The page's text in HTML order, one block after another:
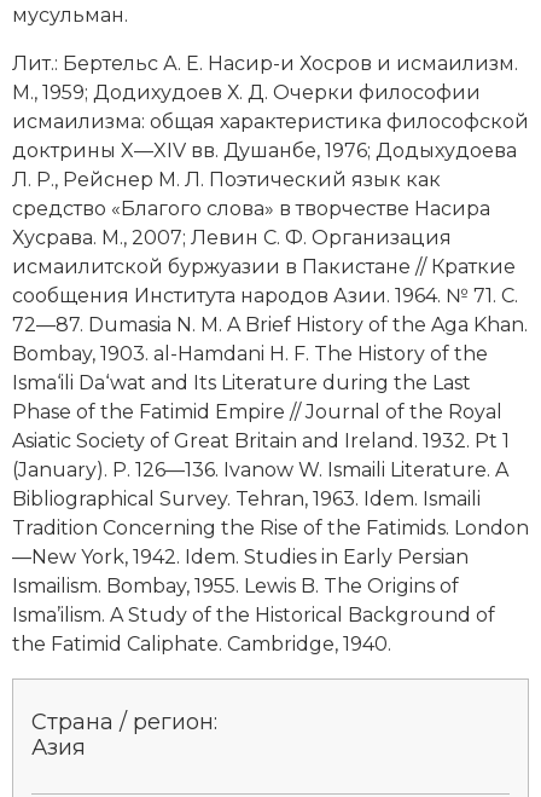
мусульман.
Лит.: Бертельс А. Е. Насир-и Хосров и исмаилизм.
М., 1959; Додихудоев Х. Д. Очерки философии
исмаилизма: общая характеристика философской
доктрины X—XIV вв. Душанбе, 1976; Додыхудоева
Л. Р., Рейснер М. Л. Поэтический язык как
средство «Благого слова» в творчестве Насира
Хусрава. М., 2007; Левин С. Ф. Организация
исмаилитской буржуазии в Пакистане // Краткие
сообщения Института народов Азии. 1964. № 71. С.
72—87. Dumasia N. M. A Brief History of the Aga Khan.
Bombay, 1903. al-Hamdani H. F. The History of the
Isma‘ili Da‘wat and Its Literature during the Last
Phase of the Fatimid Empire // Journal of the Royal
Asiatic Society of Great Britain and Ireland. 1932. Pt 1
(January). P. 126—136. Ivanow W. Ismaili Literature. A
Bibliographical Survey. Tehran, 1963. Idem. Ismaili
Tradition Concerning the Rise of the Fatimids. London
—New York, 1942. Idem. Studies in Early Persian
Ismailism. Bombay, 1955. Lewis B. The Origins of
Isma’ilism. A Study of the Historical Background of
the Fatimid Caliphate. Cambridge, 1940.
Страна / регион:
Азия